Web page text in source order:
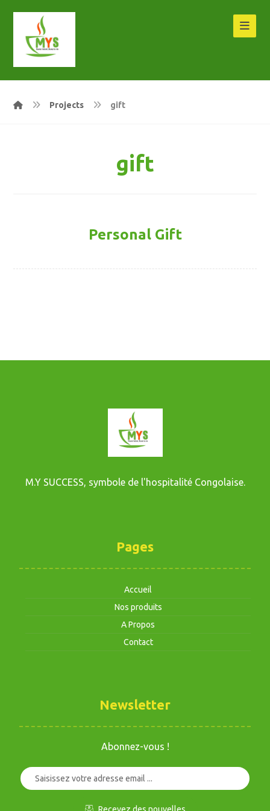
Projects gift
gift
Personal Gift
M.Y SUCCESS, symbole de l'hospitalité Congolaise.
Pages
Accueil
Nos produits
A Propos
Contact
Newsletter
Abonnez-vous !